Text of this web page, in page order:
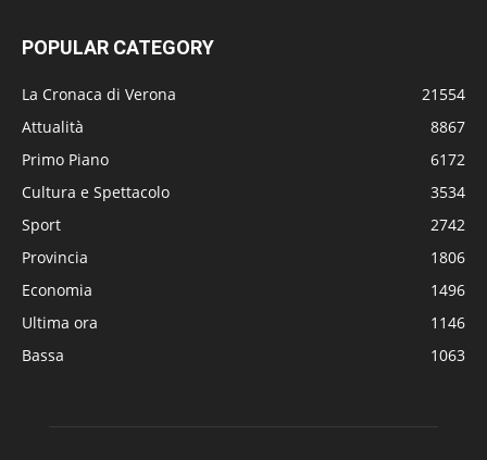
POPULAR CATEGORY
La Cronaca di Verona
21554
Attualità
8867
Primo Piano
6172
Cultura e Spettacolo
3534
Sport
2742
Provincia
1806
Economia
1496
Ultima ora
1146
Bassa
1063